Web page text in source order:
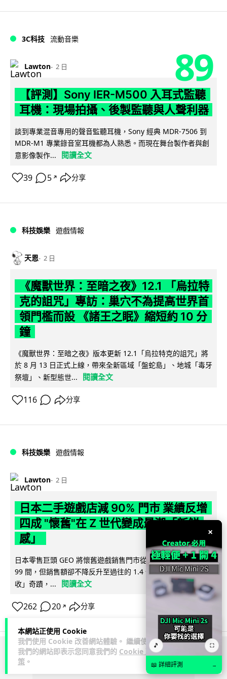
本網站正使用 Cookie
我們使用 Cookie 改善網站體驗。 繼續使用
我們的網站即表示您同意我們的 Cookie 政
策 。
3C科技 流動音樂
Lawton 2 日 89
【評測】Sony IER-M500 入耳式監聽
耳機：現場拍攝、後製監聽與人聲利器
談到專業混音專用的聲音監聽耳機，Sony 經典 MDR-7506 到
MDR-M1 專業錄音室耳機都為人熟悉。而現在舞台製作者與創
意影像製作...
閱讀全文
39 5 ↗ 分享
科技娛樂 遊戲情報
天恩 2 日
《魔獸世界：至暗之夜》12.1 「烏拉特
克的詛咒」專訪：巢穴不為提高世界首
領門檻而設 《諸王之眠》縮短約 10 分
鐘
《魔獸世界：至暗之夜》版本更新 12.1「烏拉特克的詛咒」將
於 8 月 13 日正式上線，帶來全新區域「盤蛇島」、地城「毒牙
祭壇」、新型態世...
閱讀全文
116 分享
科技娛樂 遊戲情報
Lawton 2 日
日本二手遊戲店減 90% 門市 業績反增
四成 "懷舊"在 Z 世代變成最潮「新鮮
感」
日本零售巨頭 GEO 將懷舊遊戲銷售門市從 1,000 間大幅減至
99 間，但銷售額卻不降反升至過往的 1.4 倍。做到「減店增
收」奇蹟，...
閱讀全文
262 20 ↗ 分享
ADVERTISEMENT
×
🎵 ⛶
📖 詳細評測 →